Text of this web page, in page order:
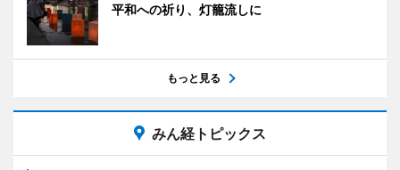
平和への祈り、灯籠流しに
もっと見る
みん経トピックス